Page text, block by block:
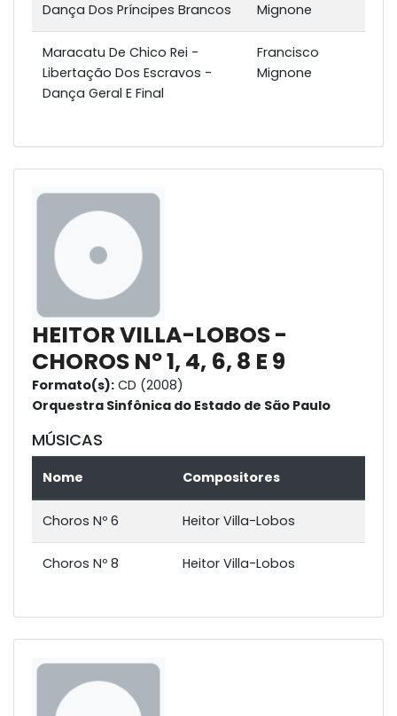
Dança Dos Príncipes Brancos
Mignone
Maracatu De Chico Rei -
Libertação Dos Escravos -
Dança Geral E Final
Francisco
Mignone
HEITOR VILLA-LOBOS -
CHOROS Nº 1, 4, 6, 8 E 9
Formato(s): CD (2008)
Orquestra Sinfônica do Estado de São Paulo
MÚSICAS
Nome Compositores
Choros Nº 6 Heitor Villa-Lobos
Choros Nº 8 Heitor Villa-Lobos